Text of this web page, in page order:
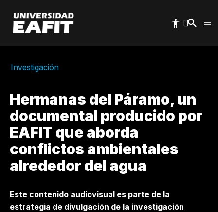
contenido
principal
Investigación
Hermanas del Páramo, un
documental producido por
EAFIT que aborda
conflictos ambientales
alrededor del agua
Este contenido audiovisual es parte de la
estrategia de divulgación de la investigación